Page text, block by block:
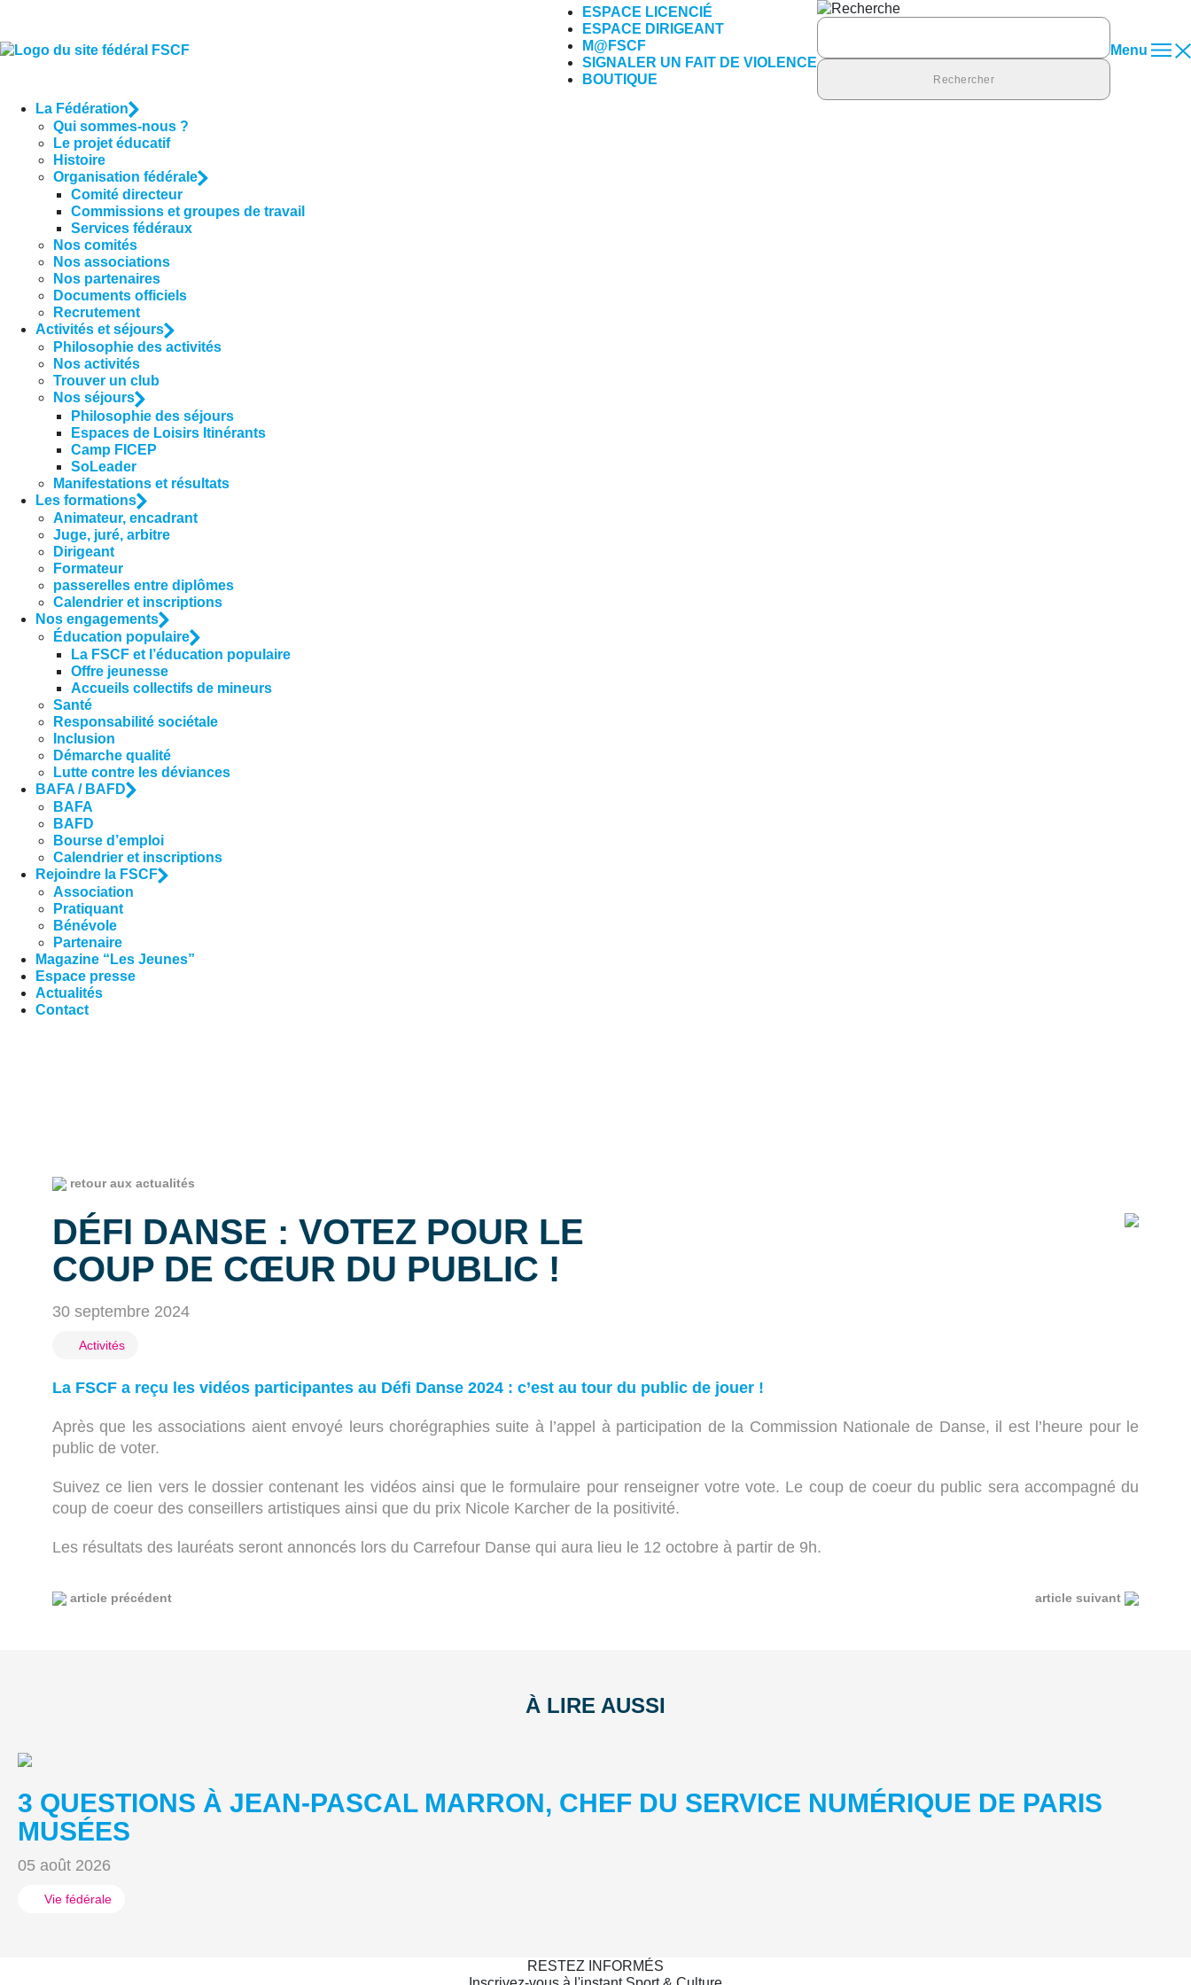
ESPACE LICENCIÉ
ESPACE DIRIGEANT
M@FSCF
SIGNALER UN FAIT DE VIOLENCE
BOUTIQUE
Rechercher :
Menu
La Fédération
Qui sommes-nous ?
Le projet éducatif
Histoire
Organisation fédérale
Comité directeur
Commissions et groupes de travail
Services fédéraux
Nos comités
Nos associations
Nos partenaires
Documents officiels
Recrutement
Activités et séjours
Philosophie des activités
Nos activités
Trouver un club
Nos séjours
Philosophie des séjours
Espaces de Loisirs Itinérants
Camp FICEP
SoLeader
Manifestations et résultats
Les formations
Animateur, encadrant
Juge, juré, arbitre
Dirigeant
Formateur
passerelles entre diplômes
Calendrier et inscriptions
Nos engagements
Éducation populaire
La FSCF et l’éducation populaire
Offre jeunesse
Accueils collectifs de mineurs
Santé
Responsabilité sociétale
Inclusion
Démarche qualité
Lutte contre les déviances
BAFA / BAFD
BAFA
BAFD
Bourse d’emploi
Calendrier et inscriptions
Rejoindre la FSCF
Association
Pratiquant
Bénévole
Partenaire
Magazine “Les Jeunes”
Espace presse
Actualités
Contact
retour aux actualités
DÉFI DANSE : VOTEZ POUR LE
COUP DE CŒUR DU PUBLIC !
30 septembre 2024
Activités
La FSCF a reçu les vidéos participantes au Défi Danse 2024 : c’est au tour du public de jouer !
Après que les associations aient envoyé leurs chorégraphies suite à l’appel à participation de la Commission Nationale de Danse, il est l’heure pour le
public de voter.
Suivez ce lien vers le dossier contenant les vidéos ainsi que le formulaire pour renseigner votre vote. Le coup de coeur du public sera accompagné du
coup de coeur des conseillers artistiques ainsi que du prix Nicole Karcher de la positivité.
Les résultats des lauréats seront annoncés lors du Carrefour Danse qui aura lieu le 12 octobre à partir de 9h.
article précédent article suivant
À LIRE AUSSI
3 QUESTIONS À JEAN-PASCAL MARRON, CHEF DU SERVICE NUMÉRIQUE DE PARIS
MUSÉES
05 août 2026
Vie fédérale
RESTEZ INFORMÉS